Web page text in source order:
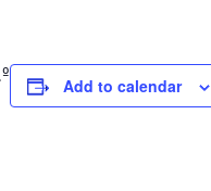
Add to calendar